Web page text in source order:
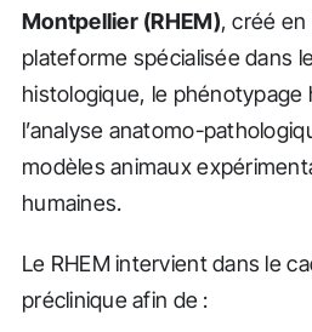
Montpellier (RHEM), créé
plateforme spécialisée dans
histologique, le phénotypage
l’analyse anatomo-
modèles animaux
humaines.
Le RHEM intervient dans le
préclinique afin de :